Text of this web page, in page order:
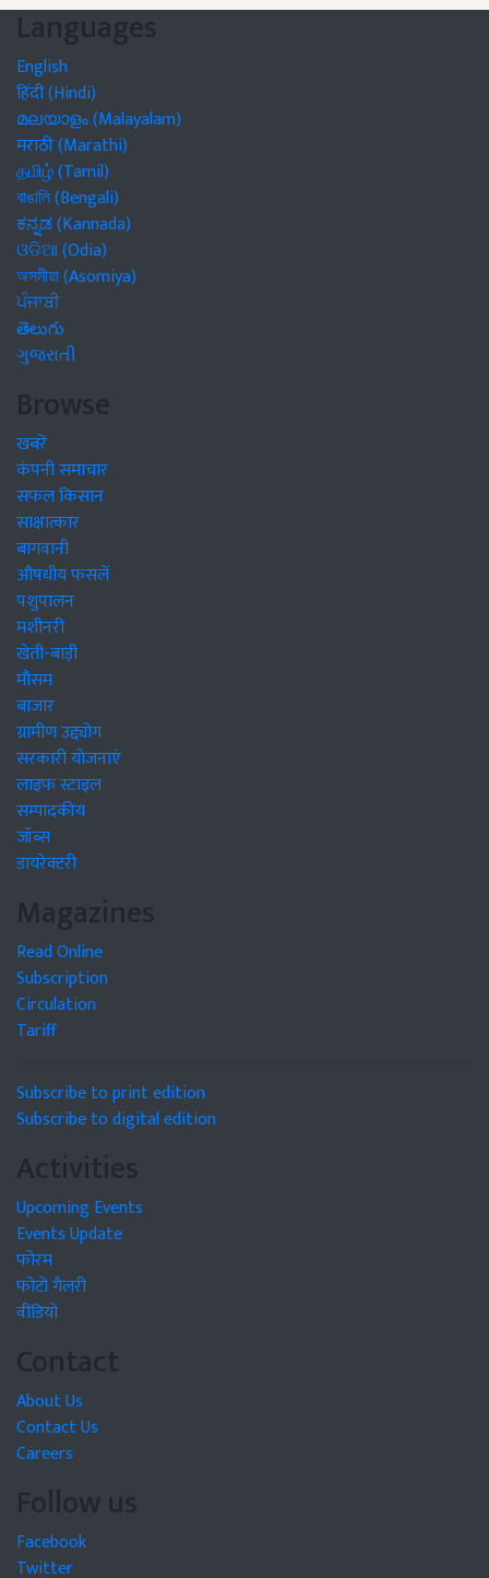
Languages
English
हिंदी (Hindi)
മലയാളം (Malayalam)
मराठी (Marathi)
தமிழ் (Tamil)
বাঙালি (Bengali)
ಕನ್ನಡ (Kannada)
ଓଡିଆ (Odia)
অসমীয়া (Asomiya)
ਪੰਜਾਬੀ
తెలుగు
ગુજરાતી
Browse
खबरें
कंपनी समाचार
सफल किसान
साक्षात्कार
बागवानी
औषधीय फसलें
पशुपालन
मशीनरी
खेती-बाड़ी
मौसम
बाजार
ग्रामीण उद्द्योग
सरकारी योजनाएं
लाइफ स्टाइल
सम्पादकीय
जॉब्स
डायरेक्टरी
Magazines
Read Online
Subscription
Circulation
Tariff
Subscribe to print edition
Subscribe to digital edition
Activities
Upcoming Events
Events Update
फोरम
फोटो गैलरी
वीडियो
Contact
About Us
Contact Us
Careers
Follow us
Facebook
Twitter